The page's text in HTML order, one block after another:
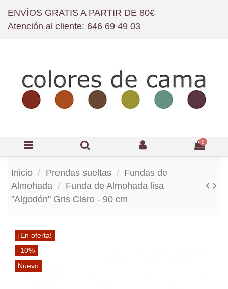
ENVÍOS GRATIS A PARTIR DE 80€
Atención al cliente: 646 69 49 03
0
Inicio Prendas sueltas
Fundas de
Almohada
Funda de Almohada lisa
"Algodón" Gris Claro - 90 cm
¡En oferta!
-10%
Nuevo